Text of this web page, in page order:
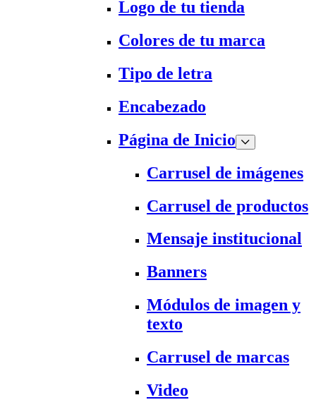
Logo de tu tienda
Colores de tu marca
Tipo de letra
Encabezado
Página de Inicio
Carrusel de imágenes
Carrusel de productos
Mensaje institucional
Banners
Módulos de imagen y
texto
Carrusel de marcas
Video